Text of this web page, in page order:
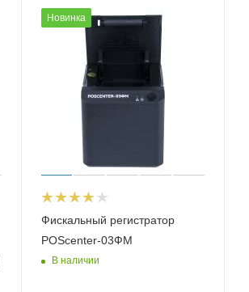
Новинка
Фискальный регистратор
POScenter-03ФМ
В наличии